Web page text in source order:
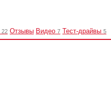
22 Отзывы Видео 7 Тест-драйвы 5